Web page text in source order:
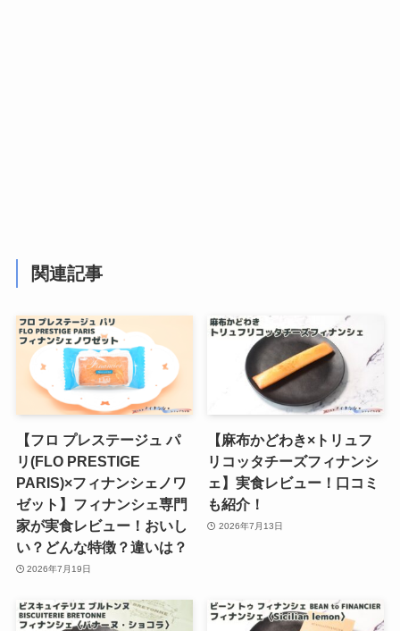
関連記事
【フロ プレステージュ パ
リ(FLO PRESTIGE
PARIS)×フィナンシェノワ
ゼット】フィナンシェ専門
家が実食レビュー！おいし
い？どんな特徴？違いは？
2026年7月19日
【麻布かどわき×トリュフ
リコッタチーズフィナンシ
ェ】実食レビュー！口コミ
も紹介！
2026年7月13日